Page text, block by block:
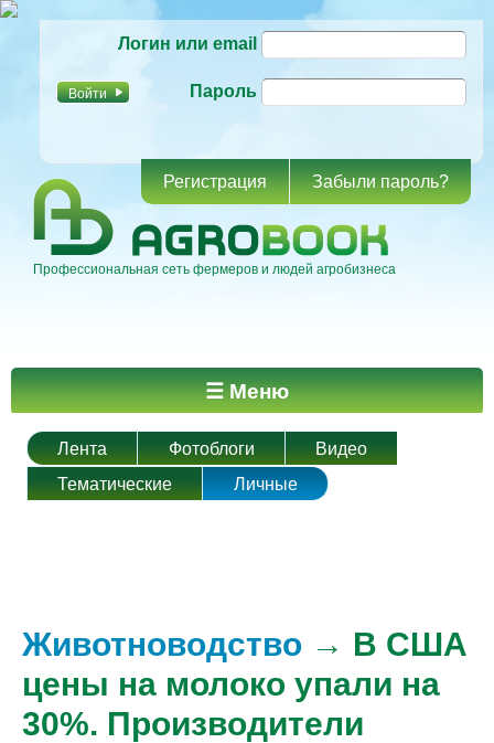
основному
Логин или email
Пароль
Регистрация Забыли пароль?
Профессиональная сеть фермеров и людей агробизнеса
Главное меню ☰ Меню
Лента Фотоблоги
Видео
Тематические
Личные
Животноводство → В США
цены на молоко упали на
30%. Производители